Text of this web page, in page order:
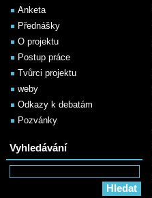
Anketa
Přednášky
O projektu
Postup práce
Tvůrci projektu
weby
Odkazy k debatám
Pozvánky
Vyhledávání